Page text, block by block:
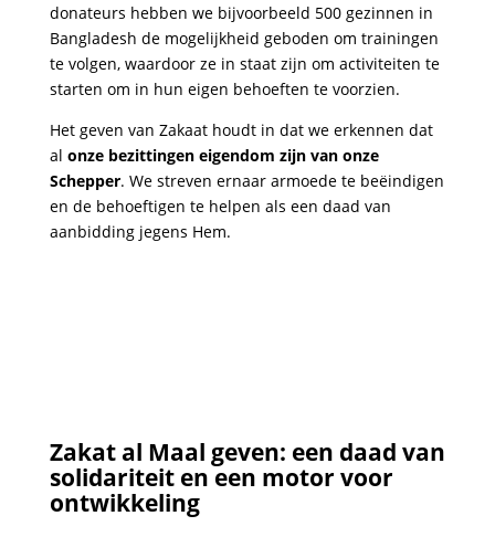
donateurs hebben we bijvoorbeeld 500 gezinnen in
Bangladesh de mogelijkheid geboden om trainingen
te volgen, waardoor ze in staat zijn om activiteiten te
starten om in hun eigen behoeften te voorzien.
Het geven van Zakaat houdt in dat we erkennen dat
al onze bezittingen eigendom zijn van onze
Schepper. We streven ernaar armoede te beëindigen
en de behoeftigen te helpen als een daad van
aanbidding jegens Hem.
Zakat al Maal geven: een daad van
solidariteit en een motor voor
ontwikkeling